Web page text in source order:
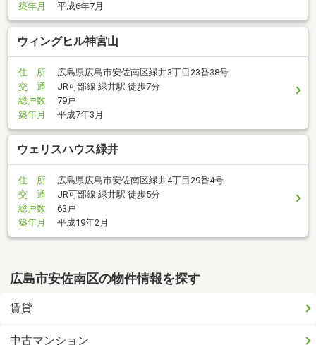
築年月
平成6年7月
ウィングヒル神宮山
住 所
広島県広島市安佐南区緑井3丁目23番38号
交 通
JR可部線 緑井駅 徒歩7分
総戸数
79戸
築年月
平成7年3月
ウェリスハウス緑井
住 所
広島県広島市安佐南区緑井4丁目29番4号
交 通
JR可部線 緑井駅 徒歩5分
総戸数
63戸
築年月
平成19年2月
広島市安佐南区の物件情報を探す
賃貸
中古マンション